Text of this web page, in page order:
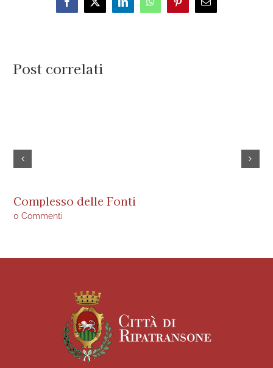
Facebook
X LinkedInWhatsAppPinterestEmail
Post correlati
Complesso delle Fonti
0 Commenti